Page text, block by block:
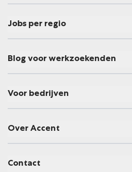
Jobs per regio
Blog voor werkzoekenden
Voor bedrijven
Over Accent
Contact